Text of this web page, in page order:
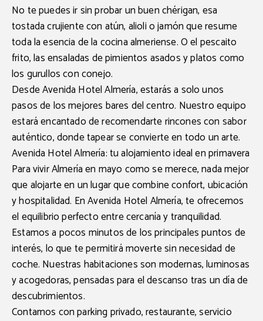
No te puedes ir sin probar un buenchérigan, esa
tostada crujiente con atún, alioli o jamón que resume
toda la esencia de la cocina almeriense. O el pescaito
frito, lasensaladas de pimientos asadosy platos como
los gurulloscon conejo.
DesdeAvenida Hotel Almería, estarás a solo unos
pasos de los mejores bares del centro. Nuestro equipo
estará encantado de recomendarte rincones con sabor
auténtico, donde tapear se convierte en todo un arte.
Avenida Hotel Almería: tu alojamiento ideal en primavera
Para vivirAlmería en mayo como se merece, nada mejor
que alojarte en un lugar que combine confort, ubicación
y hospitalidad. EnAvenida Hotel Almería, te ofrecemos
el equilibrio perfecto entre cercanía y tranquilidad.
Estamos a pocos minutos de los principales puntos de
interés, lo que te permitirá moverte sin necesidad de
coche. Nuestras habitaciones son modernas, luminosas
y acogedoras, pensadas para el descanso tras un día de
descubrimientos.
Contamos conparking privado, restaurante, servicio